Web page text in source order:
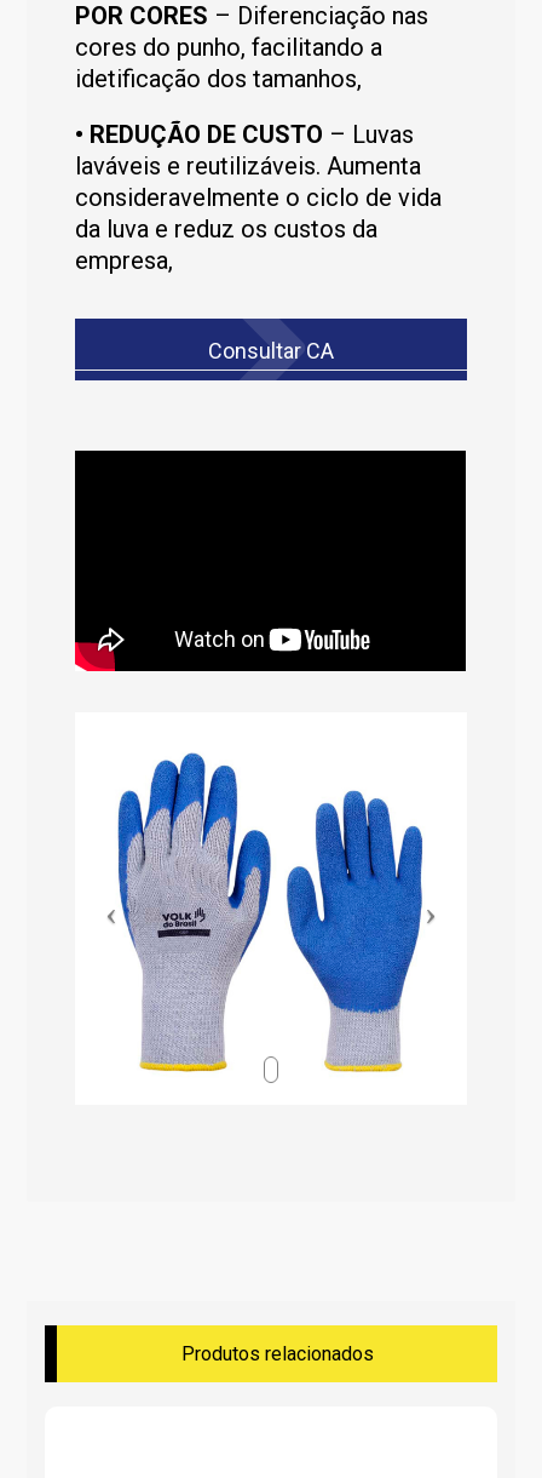
POR CORES – Diferenciação nas
cores do punho, facilitando a
idetificação dos tamanhos,
• REDUÇÃO DE CUSTO – Luvas
laváveis e reutilizáveis. Aumenta
consideravelmente o ciclo de vida
da luva e reduz os custos da
empresa,
Consultar CA
Produtos relacionados